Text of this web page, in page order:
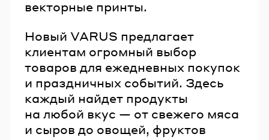
векторные принты.
Новый VARUS предлагает
клиентам огромный выбор
товаров для ежедневных покупок
и праздничных событий. Здесь
каждый найдет продукты
на любой вкус — от свежего мяса
и сыров до овощей, фруктов